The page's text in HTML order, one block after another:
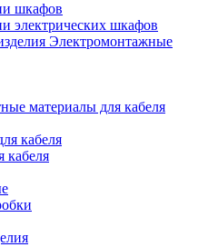
шкафов
электрических шкафов
Электромонтажные
материалы для кабеля
кабеля
кабеля